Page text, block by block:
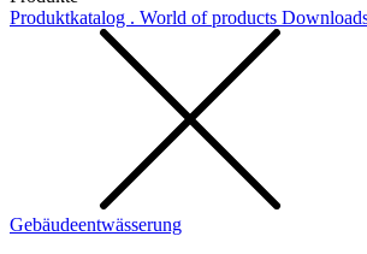
Produktkatalog . World of products
Gebäudeentwässerung